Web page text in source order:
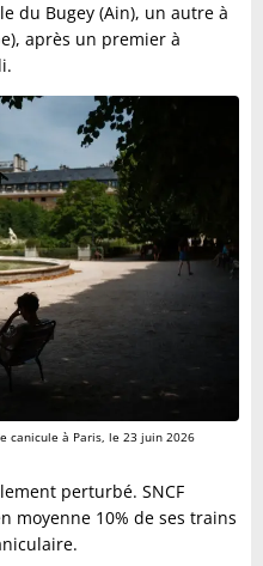
du Bugey (Ain), un autre à
après un premier à
canicule à Paris, le 23 juin 2026
perturbé. SNCF
moyenne 10% de ses trains